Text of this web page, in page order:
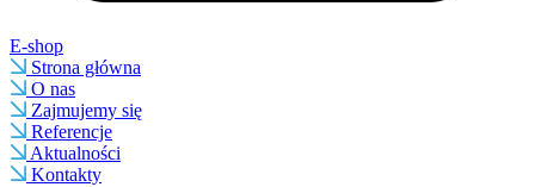
E-shop
Strona główna
O nas
Zajmujemy się
Referencje
Aktualności
Kontakty